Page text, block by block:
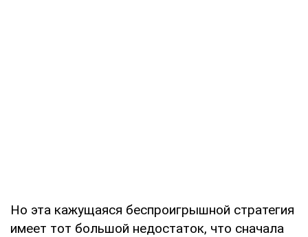
Но эта кажущаяся беспроигрышной стратегия
имеет тот большой недостаток, что сначала